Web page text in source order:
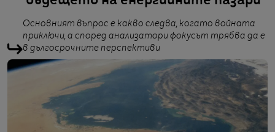
Основният въпрос е какво следва, когато войната
приключи, а според анализатори фокусът трябва да е
в дългосрочните перспективи